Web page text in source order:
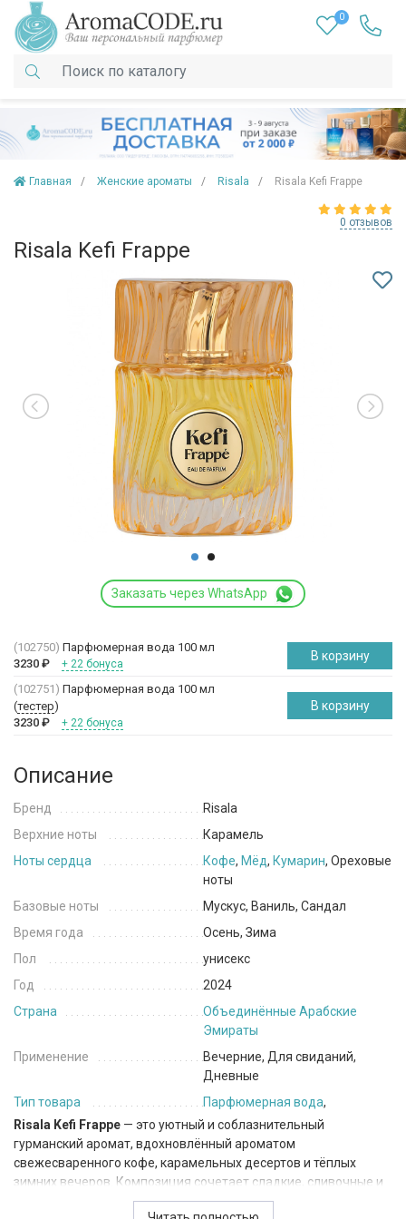
0
Главная Женские ароматы Risala Risala Kefi Frappe
0 отзывов
Risala Kefi Frappe
Заказать через WhatsApp
(102750) Парфюмерная вода 100 мл
3230 ₽ + 22 бонуса
В корзину
(102751) Парфюмерная вода 100 мл
(тестер)
3230 ₽ + 22 бонуса
В корзину
Описание
Бренд
Risala
Верхние ноты
Карамель
Ноты сердца
Кофе, Мёд, Кумарин, Ореховые
ноты
Базовые ноты
Мускус, Ваниль, Сандал
Время года
Осень, Зима
Пол
унисекс
Год
2024
Страна
Объединённые Арабские
Эмираты
Применение
Вечерние, Для свиданий,
Дневные
Тип товара
Парфюмерная вода,
Risala Kefi Frappe — это уютный и соблазнительный
гурманский аромат, вдохновлённый ароматом
свежесваренного кофе, карамельных десертов и тёплых
зимних вечеров. Композиция сочетает сладкие, сливочные и
ореховые оттенки, создавая насыщенное и комфортное